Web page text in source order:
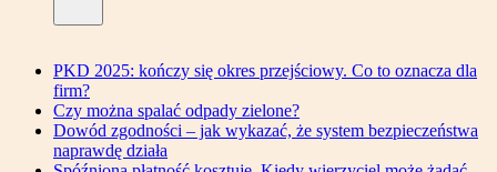
PKD 2025: kończy się okres przejściowy. Co to oznacza dla
firm?
Czy można spalać odpady zielone?
Dowód zgodności – jak wykazać, że system bezpieczeństwa
naprawdę działa